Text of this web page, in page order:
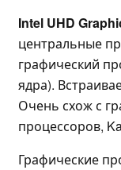
Intel UHD
центральные
графический
ядра).
Очень схож с
процессоров,
Графические